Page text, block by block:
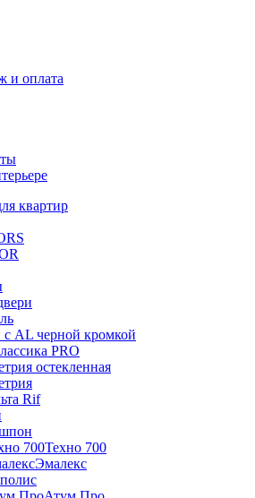
и оплата
квартир
AL черной кромкой
PRO
остекленная
Rif
Техно 700
Эмалекс